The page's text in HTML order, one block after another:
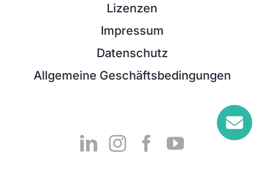
Lizenzen
Impressum
Datenschutz
Allgemeine Geschäftsbedingungen